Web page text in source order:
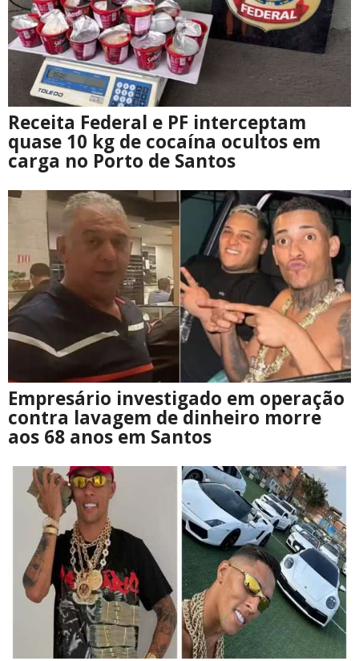
Receita Federal e PF interceptam
quase 10 kg de cocaína ocultos em
carga no Porto de Santos
Empresário investigado em operação
contra lavagem de dinheiro morre
aos 68 anos em Santos